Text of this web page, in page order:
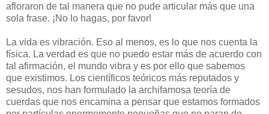
afloraron de tal manera que no pude articular más que una
sola frase. ¡No lo hagas, por favor!
La vida es vibración. Eso al menos, es lo que nos cuenta la
física. La verdad es que no puedo estar más de acuerdo con
tal afirmación, el mundo vibra y es por ello que sabemos
que existimos. Los científicos teóricos más reputados y
sesudos, nos han formulado la archifamosa teoría de
cuerdas que nos encamina a pensar que estamos formados